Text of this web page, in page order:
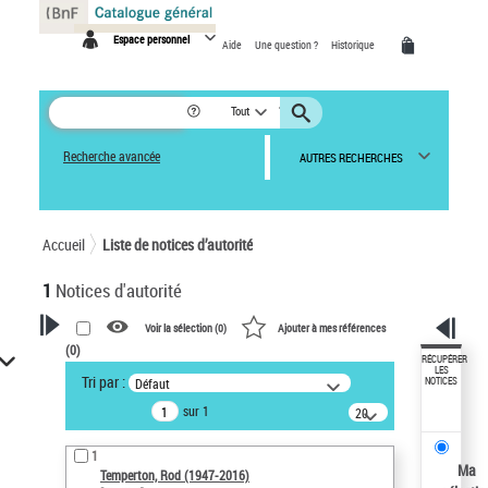
Espace personnel Aide Une question ? Historique
Tout
Recherche avancée AUTRES RECHERCHES
Accueil Liste de notices d’autorité
1 Notices d'autorité
VOTRE RECHERCHE
Recherche avancée dans les
notices d’autorité
Œuvres liées à l'auteur :
Temperton, Rod (1947-2016)
Voir la sélection (0) Ajouter à mes références
(0)
Tri par : Défaut
sur 1
20
résultats/page
1
Temperton, Rod (1947-2016)
RÉCUPÉRER
LES
NOTICES
Ma
Panneau de gestion des cookies